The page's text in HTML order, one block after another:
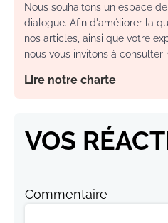
Nous souhaitons un espace
dialogue. Afin d'améliorer la
nos articles, ainsi que votre
nous vous invitons à consulter
Lire notre charte
VOS
Commentaire